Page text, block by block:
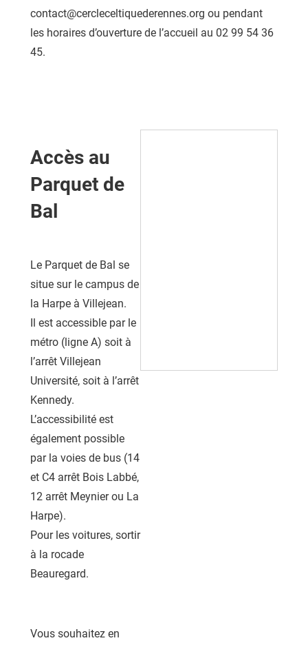
contact@cercleceltiquederennes.org ou pendant
les horaires d’ouverture de l’accueil au 02 99 54 36
45.
Accès au
Parquet de
Bal
Le Parquet de Bal se
situe sur le campus de
la Harpe à Villejean.
Il est accessible par le
métro (ligne A) soit à
l’arrêt Villejean
Université, soit à l’arrêt
Kennedy.
L’accessibilité est
également possible
par la voies de bus (14
et C4 arrêt Bois Labbé,
12 arrêt Meynier ou La
Harpe).
Pour les voitures, sortir
à la rocade
Beauregard.
Vous souhaitez en